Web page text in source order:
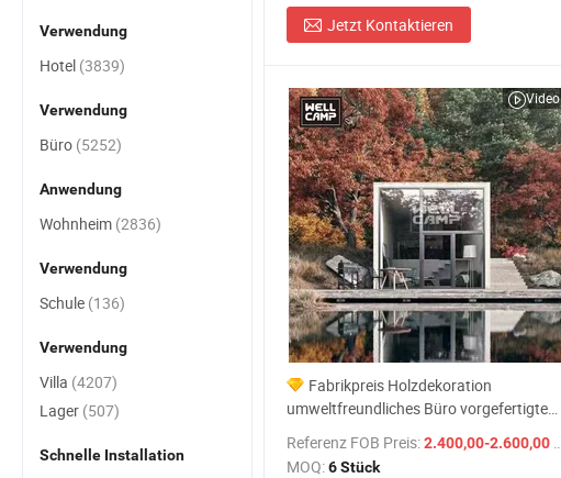
Jetzt Kontaktieren
Video
Fabrikpreis Holzdekoration
umweltfreundliches Büro vorgefertigtes
Stahl-Flachpack-Containerhaus
Referenz FOB Preis:2.400,00-2.600,00 $
MOQ:6 Stück
Verwendung
Hotel (3839)
Verwendung
Büro (5252)
Anwendung
Wohnheim (2836)
Verwendung
Schule (136)
Verwendung
Villa (4207)
Lager (507)
Schnelle Installation